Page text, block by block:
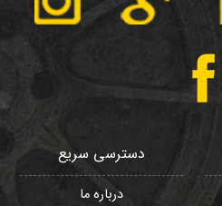
دسترسی سریع
درباره ما